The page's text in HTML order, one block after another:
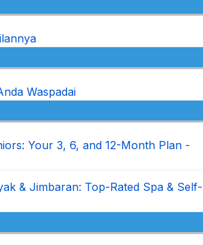
Waspadai
Your 3, 6, and 12-Month Plan-
& Jimbaran: Top-Rated Spa & Self-